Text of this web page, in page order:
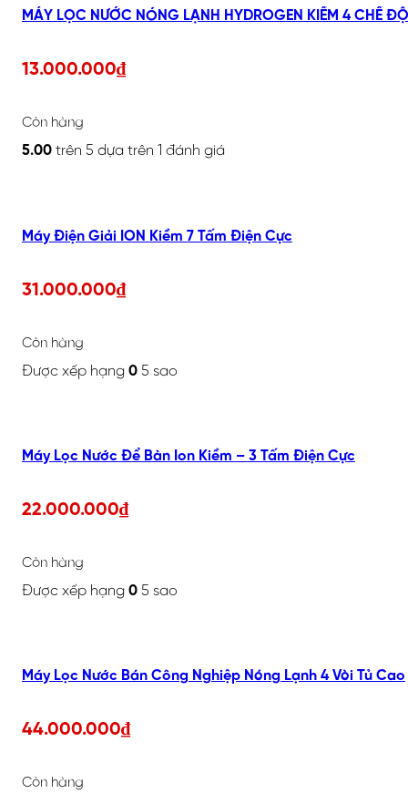
MÁY LỌC NƯỚC NÓNG LẠNH HYDROGEN KIỀM 4 CHẾ
13.000.000₫
Còn hàng
5.00 trên 5 dựa trên 1 đánh giá
Máy Điện Giải ION Kiềm 7 Tấm Điện Cực
31.000.000₫
Còn hàng
Được xếp hạng 0 5 sao
Máy Lọc Nước Để Bàn Ion Kiềm – 3 Tấm Điện Cực
22.000.000₫
Còn hàng
Được xếp hạng 0 5 sao
Máy Lọc Nước Bán Công Nghiệp Nóng Lạnh 4 Vòi Tủ Cao
44.000.000₫
Còn hàng